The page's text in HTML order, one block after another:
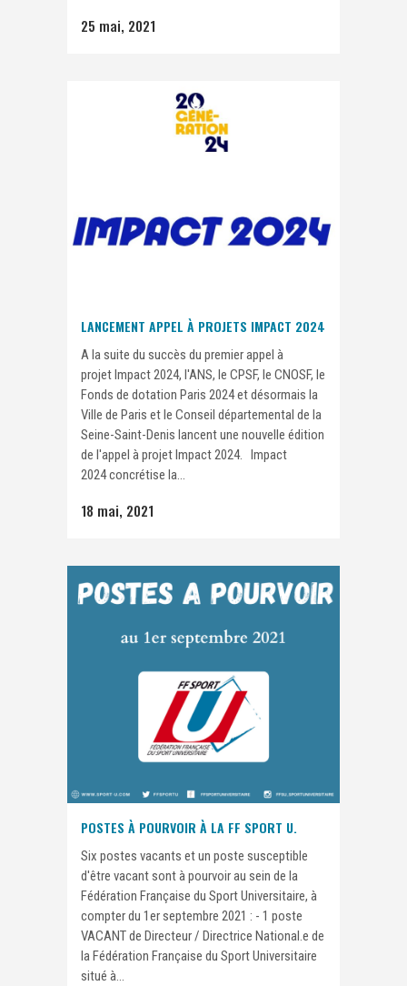
25 mai, 2021
LANCEMENT APPEL À PROJETS IMPACT 2024
A la suite du succès du premier appel à
projet Impact 2024, l'ANS, le CPSF, le CNOSF, le
Fonds de dotation Paris 2024 et désormais la
Ville de Paris et le Conseil départemental de la
Seine-Saint-Denis lancent une nouvelle édition
de l'appel à projet Impact 2024. Impact
2024 concrétise la...
18 mai, 2021
POSTES À POURVOIR À LA FF SPORT U.
Six postes vacants et un poste susceptible
d'être vacant sont à pourvoir au sein de la
Fédération Française du Sport Universitaire, à
compter du 1er septembre 2021 : - 1 poste
VACANT de Directeur / Directrice National.e de
la Fédération Française du Sport Universitaire
situé à...